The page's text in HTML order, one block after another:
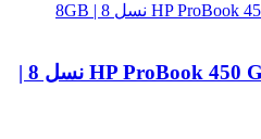
لپ تاپ استوک HP ProBook 450 G6 Core i5 نسل 8 |